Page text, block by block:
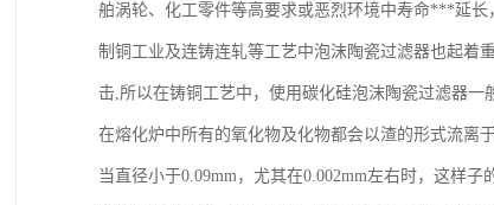
舶涡轮、化工零件等高要求或恶烈环境中寿命***延
制铜工业及连铸连轧等工艺中泡沫陶瓷过滤器也起着
击,所以在铸铜工艺中，使用碳化硅泡沫陶瓷过滤器一
在熔化炉中所有的氧化物及化物都会以渣的形式流离
当直径小于0.09mm，尤其在0.002mm左右时，这样